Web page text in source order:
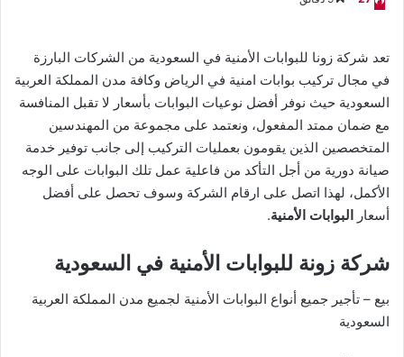
تعد شركة زونا للبوابات الأمنية في السعودية من الشركات البارزة
في مجال تركيب بوابات امنية في الرياض وكافة مدن المملكة العربية
السعودية حيث نوفر أفضل نوعيات البوابات بأسعار لا تقبل المنافسة
مع ضمان ممتد المفعول، ونعتمد على مجموعة من المهندسين
المتخصصين الذين يقومون بعمليات التركيب إلى جانب توفير خدمة
صيانة دورية من أجل التأكد من فاعلية عمل تلك البوابات على الوجه
الأكمل، لهذا اتصل على ارقام الشركة وسوف تحصل على أفضل
أسعار البوابات الأمنية.
شركة زونة للبوابات الأمنية في السعودية
بيع – تأجير جميع أنواع البوابات الأمنية لجميع مدن المملكة العربية
السعودية